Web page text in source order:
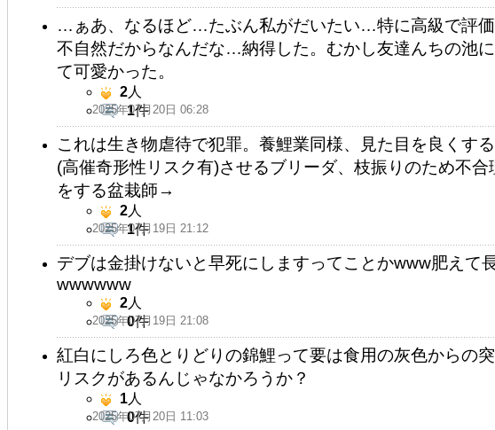
…ぁあ、なるほど…たぶん私がだいたい…特に高級で評
不自然だからなんだな…納得した。むかし友達んちの池
て可愛かった。
2025年07月20日 06:28
2人
1件
これは生き物虐待で犯罪。養鯉業同様、見た目を良くす
(高催奇形性リスク有)させるブリーダ、枝振りのため不合
をする盆栽師→
2025年07月19日 21:12
2人
1件
デブは金掛けないと早死にしますってことかwww肥えて
wwwwww
2025年07月19日 21:08
2人
0件
紅白にしろ色とりどりの錦鯉って要は食用の灰色からの
リスクがあるんじゃなかろうか？
2025年07月20日 11:03
1人
0件